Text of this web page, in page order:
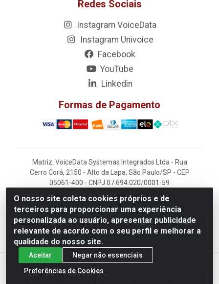
O nosso site coleta cookies próprios e de
terceiros para proporcionar uma experiência
personalizada ao usuário, apresentar publicidade
relevante de acordo com o seu perfil e melhorar a
qualidade do nosso site.
Aceitar
Negar não essenciais
Preferências de Cookies
Redes Sociais
Instagram VoiceData
Instagram Univoice
Facebook
YouTube
Linkedin
Formas de Pagamento
Matriz: VoiceData Systemas Integrados Ltda - Rua
Cerro Corá, 2150 - Alto da Lapa, São Paulo/SP - CEP
05061-400 - CNPJ 07.694.020/0001-59
Filial: VoiceData - Rua João Kaufmann, 405 -
Rochdale - Osasco/SP - CEP 06220-060